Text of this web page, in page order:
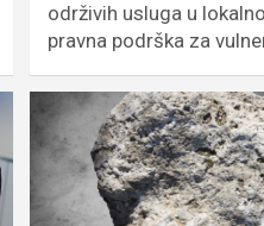
održivih usluga u
pravna podrška za